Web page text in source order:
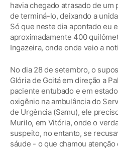
havia chegado atrasado de um
de terminá-lo, deixando a
Só que neste dia apontado eu
aproximadamente 400
Ingazeira, onde onde veio a
No dia 28 de setembro, o
Glória de Goitá em direção a
paciente entubado e em
oxigênio na ambulância do
de Urgência (Samu), ele
Murilo, em Vitória, onde o
suspeito, no entanto, se
sáude - o que chamou